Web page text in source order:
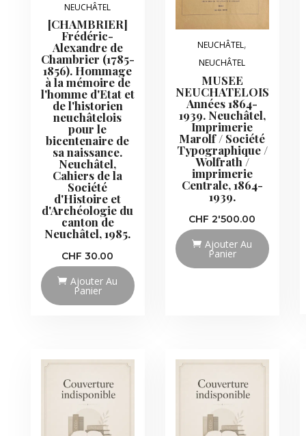
NEUCHÂTEL
[CHAMBRIER]
Frédéric-
Alexandre de
Chambrier (1785-
1856). Hommage
à la mémoire de
l'homme d'Etat et
de l'historien
neuchâtelois
pour le
bicentenaire de
sa naissance.
Neuchâtel,
Cahiers de la
Société
d'Histoire et
d'Archéologie du
canton de
Neuchâtel, 1985.
CHF 30.00
Ajouter Au
Panier
NEUCHÂTEL,
NEUCHÂTEL
MUSEE
NEUCHATELOIS
Années 1864-
1939. Neuchâtel,
Imprimerie
Marolf / Société
Typographique /
Wolfrath /
imprimerie
Centrale, 1864-
1939.
CHF 2'500.00
Ajouter Au
Panier